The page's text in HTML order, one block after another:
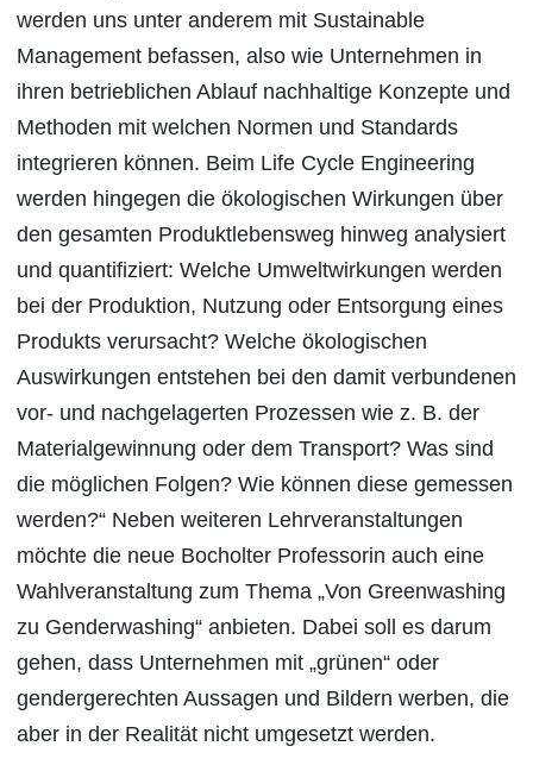
werden uns unter anderem mit Sustainable
Management befassen, also wie Unternehmen in
ihren betrieblichen Ablauf nachhaltige Konzepte und
Methoden mit welchen Normen und Standards
integrieren können. Beim Life Cycle Engineering
werden hingegen die ökologischen Wirkungen über
den gesamten Produktlebensweg hinweg analysiert
und quantifiziert: Welche Umweltwirkungen werden
bei der Produktion, Nutzung oder Entsorgung eines
Produkts verursacht? Welche ökologischen
Auswirkungen entstehen bei den damit verbundenen
vor- und nachgelagerten Prozessen wie z. B. der
Materialgewinnung oder dem Transport? Was sind
die möglichen Folgen? Wie können diese gemessen
werden?“ Neben weiteren Lehrveranstaltungen
möchte die neue Bocholter Professorin auch eine
Wahlveranstaltung zum Thema „Von Greenwashing
zu Genderwashing“ anbieten. Dabei soll es darum
gehen, dass Unternehmen mit „grünen“ oder
gendergerechten Aussagen und Bildern werben, die
aber in der Realität nicht umgesetzt werden.